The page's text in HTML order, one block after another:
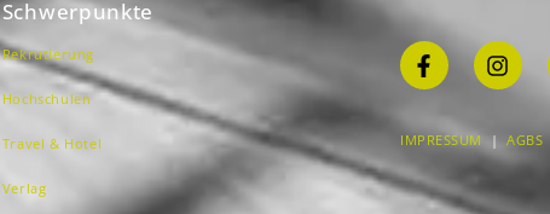
Schwerpunkte
Rekrutierung
Hochschulen
Travel & Hotel
Verlag
IMPRESSUM | AGBS